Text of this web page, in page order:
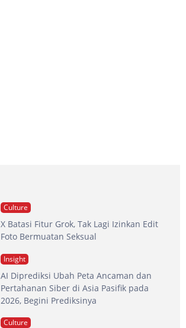
Culture
X Batasi Fitur Grok, Tak Lagi Izinkan Edit
Foto Bermuatan Seksual
Insight
AI Diprediksi Ubah Peta Ancaman dan
Pertahanan Siber di Asia Pasifik pada
2026, Begini Prediksinya
Culture